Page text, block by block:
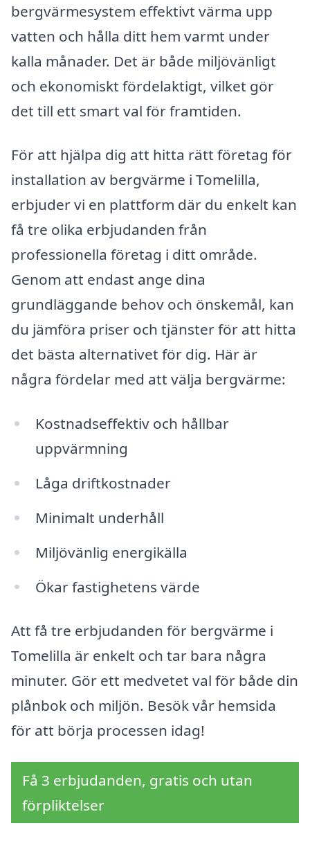
bergvärmesystem effektivt värma upp
vatten och hålla ditt hem varmt under
kalla månader. Det är både miljövänligt
och ekonomiskt fördelaktigt, vilket gör
det till ett smart val för framtiden.
För att hjälpa dig att hitta rätt företag för
installation av bergvärme i Tomelilla,
erbjuder vi en plattform där du enkelt kan
få tre olika erbjudanden från
professionella företag i ditt område.
Genom att endast ange dina
grundläggande behov och önskemål, kan
du jämföra priser och tjänster för att hitta
det bästa alternativet för dig. Här är
några fördelar med att välja bergvärme:
Kostnadseffektiv och hållbar
uppvärmning
Låga driftkostnader
Minimalt underhåll
Miljövänlig energikälla
Ökar fastighetens värde
Att få tre erbjudanden för bergvärme i
Tomelilla är enkelt och tar bara några
minuter. Gör ett medvetet val för både din
plånbok och miljön. Besök vår hemsida
för att börja processen idag!
Få 3 erbjudanden, gratis och utan
förpliktelser